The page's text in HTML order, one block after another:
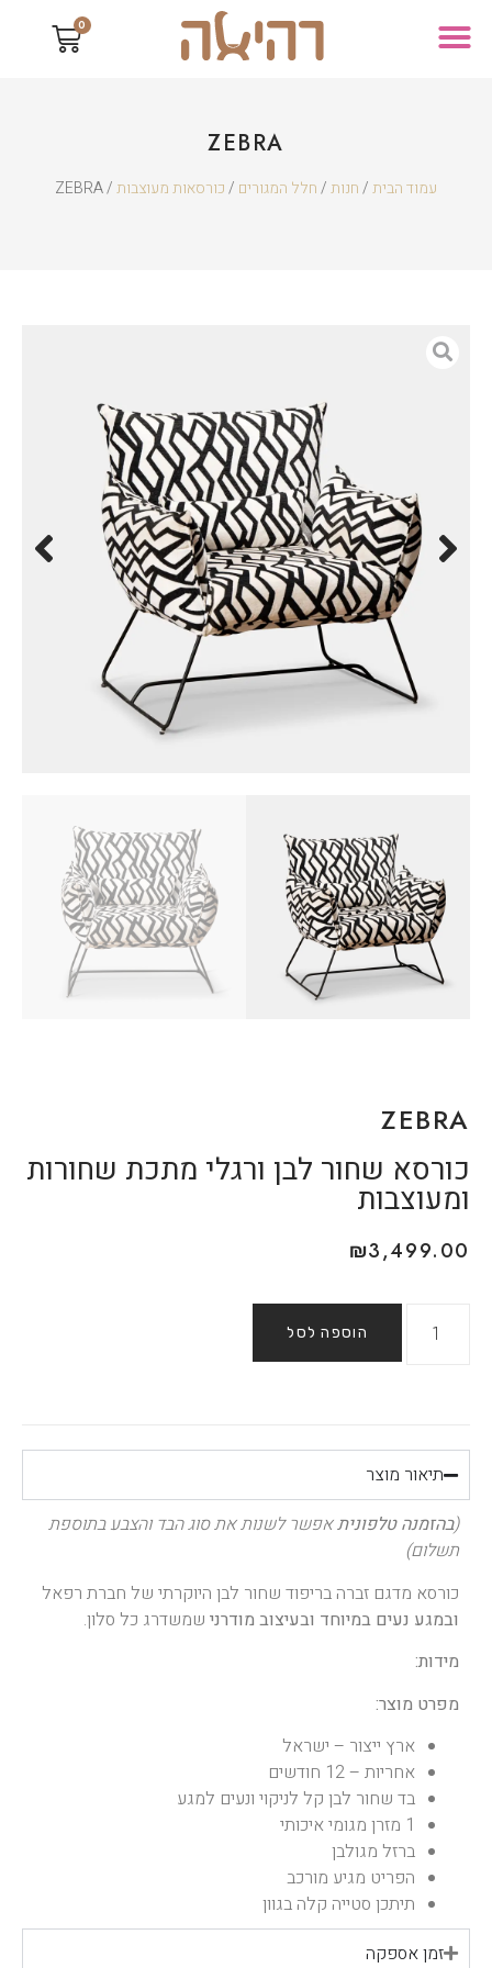
0
ZEBRA
עמוד הבית/חנות/חלל המגורים /כורסאות מעוצבות/ ZEBRA
ZEBRA
כורסא שחור לבן ורגלי מתכת שחורות
ומעוצבות
₪3,499.00
הוספה לסל
תיאור מוצר
(בהזמנה טלפוניתאפשר לשנות את סוג הבד והצבע בתוספת
תשלום)
כורסא מדגם זברה בריפוד שחור לבן היוקרתי של חברת רפאל
ובמגע נעים במיוחד ובעיצוב מודרני שמשדרג כל סלון.
מידות:
מפרט מוצר:
ארץ ייצור – ישראל
אחריות – 12 חודשים
בד שחור לבן קל לניקוי ונעים למגע
1 מזרן מגומי איכותי
ברזל מגולבן
הפריט מגיע מורכב
תיתכן סטייה קלה בגוון
זמן אספקה